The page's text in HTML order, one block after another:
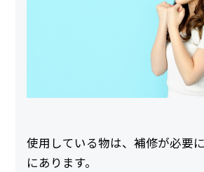
使用している物は、補修が必要
にあります。